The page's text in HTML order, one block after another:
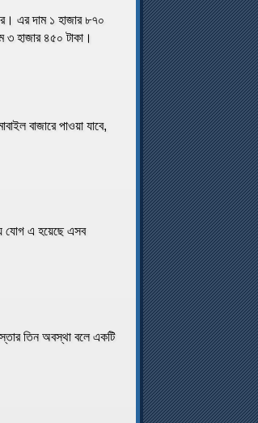
এর দাম ১ হাজার ৮৭০
৩ হাজার ৪৫০ টাকা।
বাজারে পাওয়া যাবে,
যোগ এ হয়েছে এসব
তিন অবস্থা বলে একটি